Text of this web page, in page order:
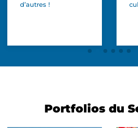
d’autres !
Portfolios du